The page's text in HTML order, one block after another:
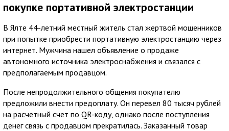
покупке портативной электростанции
В Ялте 44-летний местный житель стал жертвой мошенников
при попытке приобрести портативную электростанцию через
интернет. Мужчина нашел объявление о продаже
автономного источника электроснабжения и связался с
предполагаемым продавцом.
После непродолжительного общения покупателю
предложили внести предоплату. Он перевел 80 тысяч рублей
на расчетный счет по QR-коду, однако после поступления
денег связь с продавцом прекратилась. Заказанный товар